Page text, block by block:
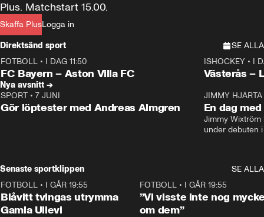
Skaffa PlusLogga in
Plus. Matchstart 15.00.
Direktsänd sport
SE ALLA
Plus
FOTBOLL • I DAG 11:50
FC Bayern – Aston Villa FC
Plus
ISHOCKEY• I
Västerås –
Nya avsnitt →
SPORT • 7 JUNI
Gör löptester med Andreas Almgren
JIMMY
En dag
Jimmy
under debuten
Senaste sportklippen
SE ALLA
FOTBOLL • I GÅR 19:55
Blåvitt tvingas utrymma
Gamla Ullevi
FOTBOLL• I GÅR 19:55
”Vi visste inte nog
om dem”